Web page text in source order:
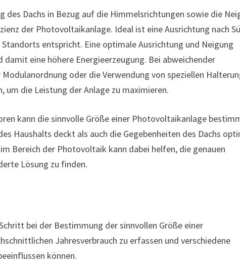
des Dachs in Bezug auf die Himmelsrichtungen sowie die
der Photovoltaikanlage. Ideal ist eine Ausrichtung nach
entspricht. Eine optimale Ausrichtung und Neigung
eine höhere Energieerzeugung. Bei abweichender
oder die Verwendung von speziellen
um die Leistung der Anlage zu maximieren.
kann die sinnvolle Größe einer Photovoltaikanlage
Haushalts deckt als auch die Gegebenheiten des Dachs
Bereich der Photovoltaik kann dabei helfen, die genauen
Lösung zu finden.
bei der Bestimmung der sinnvollen Größe einer
Jahresverbrauch zu erfassen und verschiedene
können.